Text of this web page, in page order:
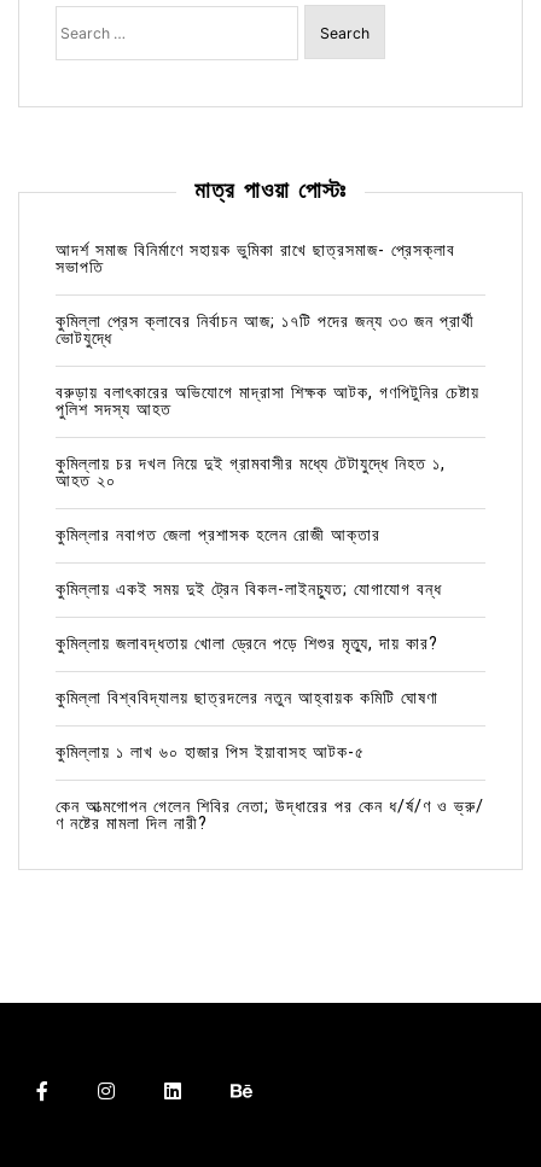
Search
for:
মাত্র পাওয়া পোস্টঃ
আদর্শ সমাজ বিনির্মাণে সহায়ক ভুমিকা রাখে ছাত্রসমাজ- প্রেসক্লাব
সভাপতি
কুমিল্লা প্রেস ক্লাবের নির্বাচন আজ; ১৭টি পদের জন্য ৩৩ জন প্রার্থী
ভোটযুদ্ধে
বরুড়ায় বলাৎকারের অভিযোগে মাদ্রাসা শিক্ষক আটক, গণপিটুনির চেষ্টায়
পুলিশ সদস্য আহত
কুমিল্লায় চর দখল নিয়ে দুই গ্রামবাসীর মধ্যে টেটাযুদ্ধে নিহত ১,
আহত ২০
কুমিল্লার নবাগত জেলা প্রশাসক হলেন রোজী আক্তার
কুমিল্লায় একই সময় দুই ট্রেন বিকল-লাইনচ্যুত; যোগাযোগ বন্ধ
কুমিল্লায় জলাবদ্ধতায় খোলা ড্রেনে পড়ে শিশুর মৃত্যু, দায় কার?
কুমিল্লা বিশ্ববিদ্যালয় ছাত্রদলের নতুন আহ্বায়ক কমিটি ঘোষণা
কুমিল্লায় ১ লাখ ৬০ হাজার পিস ইয়াবাসহ আটক-৫
কেন আত্মগোপন গেলেন শিবির নেতা; উদ্ধারের পর কেন ধ/র্ষ/ণ ও ভ্রু/
ণ নষ্টের মামলা দিল নারী?